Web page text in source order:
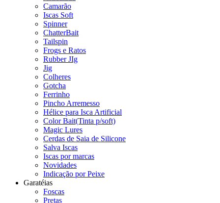
Camarão
Iscas Soft
Spinner
ChatterBait
Tailspin
Frogs e Ratos
Rubber JIg
Jig
Colheres
Gotcha
Ferrinho
Pincho Arremesso
Hélice para Isca Artificial
Color Bait(Tinta p/soft)
Magic Lures
Cerdas de Saia de Silicone
Salva Iscas
Iscas por marcas
Novidades
Indicação por Peixe
Garatéias
Foscas
Pretas